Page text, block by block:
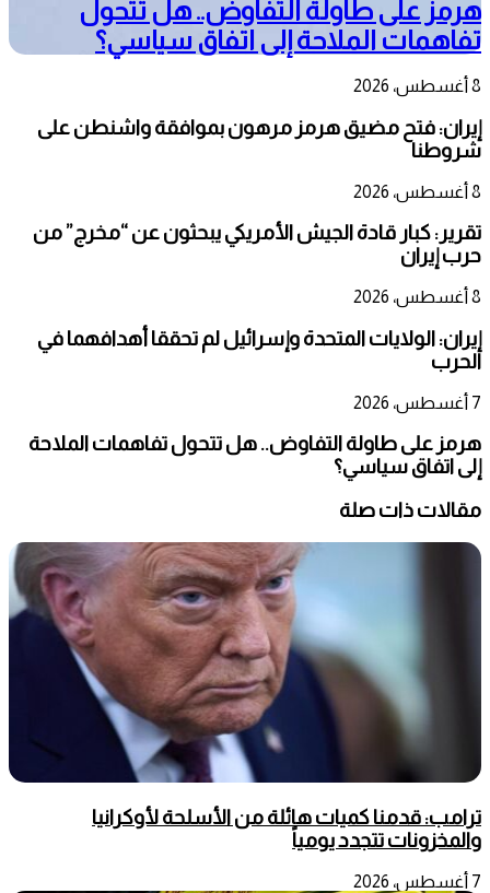
هرمز على طاولة التفاوض.. هل تتحول
تفاهمات الملاحة إلى اتفاق سياسي؟
8 أغسطس، 2026
إيران: فتح مضيق هرمز مرهون بموافقة واشنطن على
شروطنا
8 أغسطس، 2026
تقرير: كبار قادة الجيش الأمريكي يبحثون عن “مخرج” من
حرب إيران
8 أغسطس، 2026
إيران: الولايات المتحدة وإسرائيل لم تحققا أهدافهما في
الحرب
7 أغسطس، 2026
هرمز على طاولة التفاوض.. هل تتحول تفاهمات الملاحة
إلى اتفاق سياسي؟
مقالات ذات صلة
ترامب: قدمنا كميات هائلة من الأسلحة لأوكرانيا
والمخزونات تتجدد يومياً
7 أغسطس، 2026